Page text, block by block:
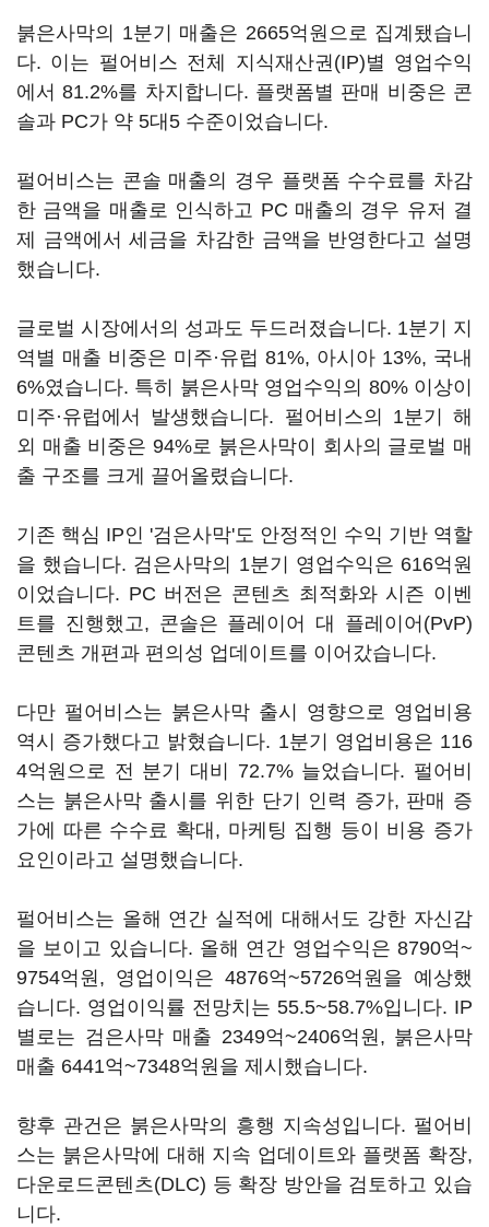
붉은사막의 1분기 매출은 2665억원으로 집계됐습니
다. 이는 펄어비스 전체 지식재산권(IP)별 영업수익
에서 81.2%를 차지합니다. 플랫폼별 판매 비중은 콘
솔과 PC가 약 5대5 수준이었습니다.
펄어비스는 콘솔 매출의 경우 플랫폼 수수료를 차감
한 금액을 매출로 인식하고 PC 매출의 경우 유저 결
제 금액에서 세금을 차감한 금액을 반영한다고 설명
했습니다.
글로벌 시장에서의 성과도 두드러졌습니다. 1분기 지
역별 매출 비중은 미주·유럽 81%, 아시아 13%, 국내
6%였습니다. 특히 붉은사막 영업수익의 80% 이상이
미주·유럽에서 발생했습니다. 펄어비스의 1분기 해
외 매출 비중은 94%로 붉은사막이 회사의 글로벌 매
출 구조를 크게 끌어올렸습니다.
기존 핵심 IP인 '검은사막'도 안정적인 수익 기반 역할
을 했습니다. 검은사막의 1분기 영업수익은 616억원
이었습니다. PC 버전은 콘텐츠 최적화와 시즌 이벤
트를 진행했고, 콘솔은 플레이어 대 플레이어(PvP)
콘텐츠 개편과 편의성 업데이트를 이어갔습니다.
다만 펄어비스는 붉은사막 출시 영향으로 영업비용
역시 증가했다고 밝혔습니다. 1분기 영업비용은 116
4억원으로 전 분기 대비 72.7% 늘었습니다. 펄어비
스는 붉은사막 출시를 위한 단기 인력 증가, 판매 증
가에 따른 수수료 확대, 마케팅 집행 등이 비용 증가
요인이라고 설명했습니다.
펄어비스는 올해 연간 실적에 대해서도 강한 자신감
을 보이고 있습니다. 올해 연간 영업수익은 8790억~
9754억원, 영업이익은 4876억~5726억원을 예상했
습니다. 영업이익률 전망치는 55.5~58.7%입니다. IP
별로는 검은사막 매출 2349억~2406억원, 붉은사막
매출 6441억~7348억원을 제시했습니다.
향후 관건은 붉은사막의 흥행 지속성입니다. 펄어비
스는 붉은사막에 대해 지속 업데이트와 플랫폼 확장,
다운로드콘텐츠(DLC) 등 확장 방안을 검토하고 있습
니다.